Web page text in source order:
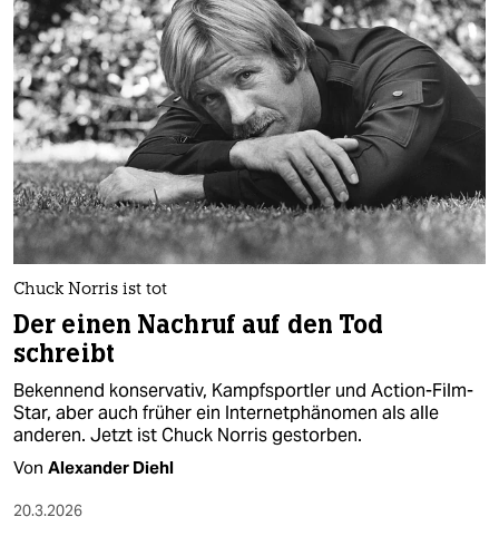
Chuck Norris ist tot
Der einen Nachruf auf den Tod
schreibt
Bekennend konservativ, Kampfsportler und Action-Film-
Star, aber auch früher ein Internetphänomen als alle
anderen. Jetzt ist Chuck Norris gestorben.
Von Alexander Diehl
20.3.2026